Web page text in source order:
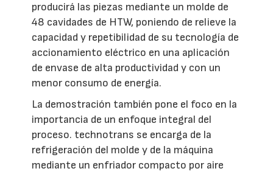
producirá las piezas mediante un molde de
48 cavidades de HTW, poniendo de relieve la
capacidad y repetibilidad de su tecnología de
accionamiento eléctrico en una aplicación
de envase de alta productividad y con un
menor consumo de energía.
La demostración también pone el foco en la
importancia de un enfoque integral del
proceso. technotrans se encarga de la
refrigeración del molde y de la máquina
mediante un enfriador compacto por aire